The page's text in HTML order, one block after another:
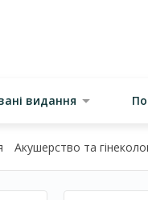
видання
Акушерство та